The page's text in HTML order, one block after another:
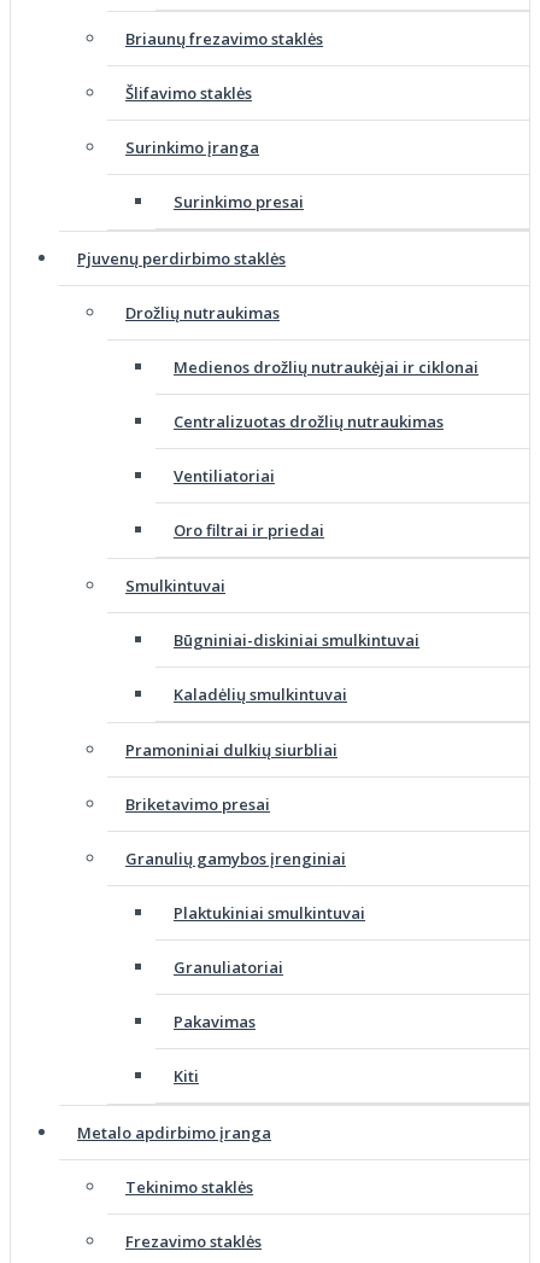
Briaunų frezavimo staklės
Šlifavimo staklės
Surinkimo įranga
Surinkimo presai
Pjuvenų perdirbimo staklės
Drožlių nutraukimas
Medienos drožlių nutraukėjai ir ciklonai
Centralizuotas drožlių nutraukimas
Ventiliatoriai
Oro filtrai ir priedai
Smulkintuvai
Būgniniai-diskiniai smulkintuvai
Kaladėlių smulkintuvai
Pramoniniai dulkių siurbliai
Briketavimo presai
Granulių gamybos įrenginiai
Plaktukiniai smulkintuvai
Granuliatoriai
Pakavimas
Kiti
Metalo apdirbimo įranga
Tekinimo staklės
Frezavimo staklės